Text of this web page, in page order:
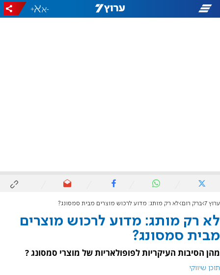
-
+
ערוץ 7 ברק רום לא רק מותג: מדוע לרכוש מוצרים מבית סמסונג?
לא רק מותג: מדוע לרכוש מוצרים
מבית סמסונג?
מהן הסיבות העיקריות לפופולאריות של מוצרי סמסונג ?
תוכן שיווקי